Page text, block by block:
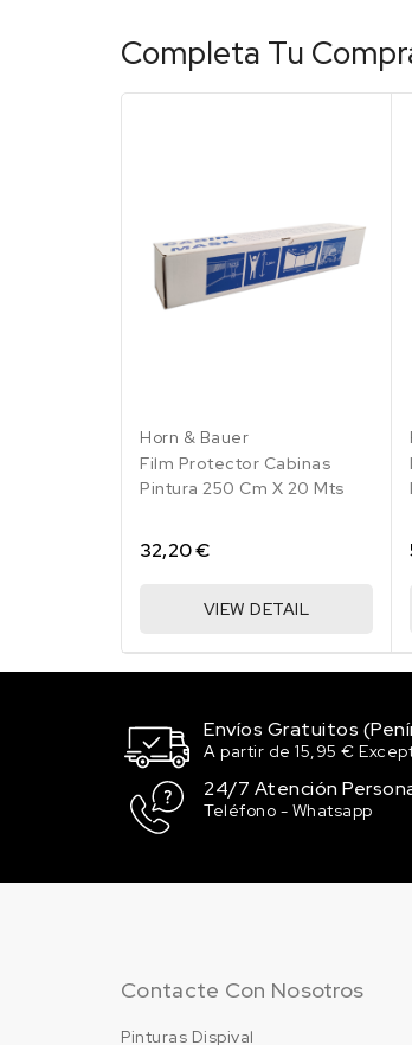
419.81 €
100 en
7
Completa Tu
Horn & Bauer
Film Protector Cabinas
Pintura 250 Cm X 20 Mts
32,20 €
VIEW DETAIL
Envíos Gratuitos
A partir de 15,95 €
24/7 Atención
Teléfono - Whatsapp
Contacte Con Nosotros
Pinturas Dispival